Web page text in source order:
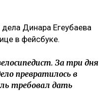
Динара Егеубаева
в фейсбуке.
За три дня
превратилось в
требовал дать